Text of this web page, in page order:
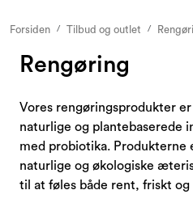
Forsiden Tilbud og outlet
Rengøring
Vores rengøringsprodukter
naturlige og plantebaserede
med probiotika. Produkterne
naturlige og økologiske
til at føles både rent, friskt
Udemiljø
Emballage
Dekoration og binderi
Tilbehør